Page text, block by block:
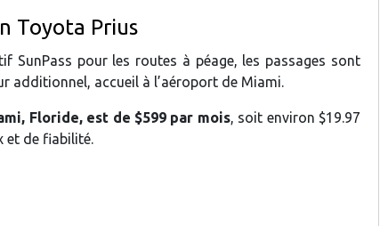
Toyota Prius
SunPass pour les routes à péage, les passages sont
additionnel, accueil à l’aéroport de Miami.
Floride, est de $599 par mois, soit environ $19.97
et de fiabilité.